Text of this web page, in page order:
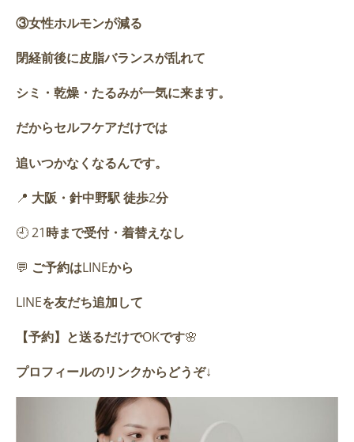
③女性ホルモンが減る
閉経前後に皮脂バランスが乱れて
シミ・乾燥・たるみが一気に来ます。
だからセルフケアだけでは
追いつかなくなるんです。
📍 大阪・針中野駅徒歩2分
🕘 21時まで受付・着替えなし
💬 ご予約はLINEから
LINEを友だち追加して
【予約】と送るだけでOKです🌸
プロフィールのリンクからどうぞ↓